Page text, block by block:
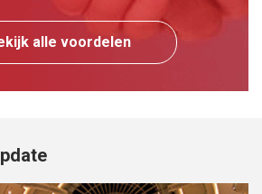
alle voordelen